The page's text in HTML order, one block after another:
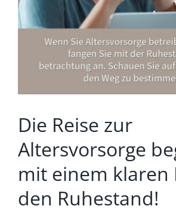
Was wir für Sie
Wie wir arbeiten
Was unsere Kunden
Wo kann ich mich
Die Reise zur
Altersvorsorge
mit einem klaren
den Ruhestand!